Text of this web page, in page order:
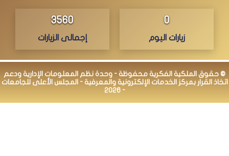
0
زيارات اليوم
3623
إجمالى الزيارات
© حقوق الملكية الفكرية محفوظة - وحدة نظم المعلومات الإدارية ودعم
اتخاذ القرار بمركز الخدمات الإلكترونية والمعرفية - المجلس الأعلى للجامعات
- 2026